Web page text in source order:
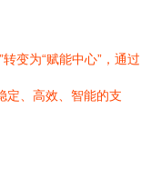
变为“赋能中心”，通过
定、高效、智能的支